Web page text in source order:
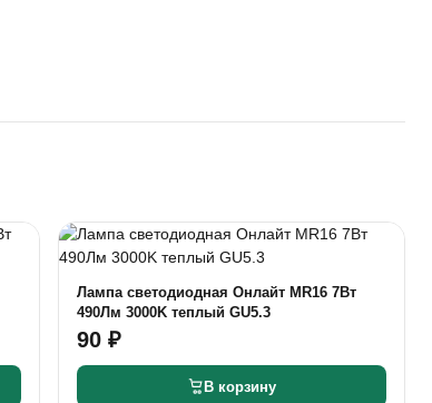
Лампа светодиодная Онлайт MR16 7Вт
490Лм 3000K теплый GU5.3
90 ₽
В корзину